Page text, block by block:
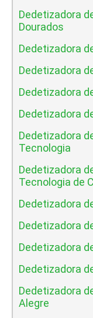
Dedetizadora
Dourados
Dedetizadora
Dedetizadora
Dedetizadora
Dedetizadora
Dedetizadora
Tecnologia
Dedetizadora
Tecnologia de
Dedetizadora
Dedetizadora
Dedetizadora
Dedetizadora
Dedetizadora
Alegre